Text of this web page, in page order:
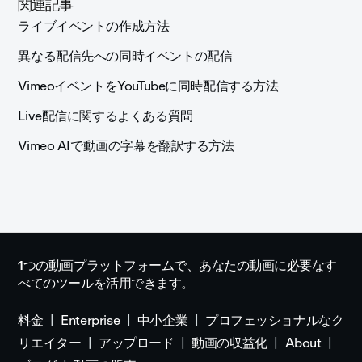
ライブイベントの作成方法
異なる配信先への同時イベントの配信
VimeoイベントをYouTubeに同時配信する方法
Live配信に関するよくある質問
Vimeo AIで動画の字幕を翻訳する方法
1つの動画プラットフォームで、あなたの動画に必要なす
べてのツールを活用できます。
料金
Enterprise 中小企業
プロフェッショナルなク
リエイター
アップロード 動画の収益化
About